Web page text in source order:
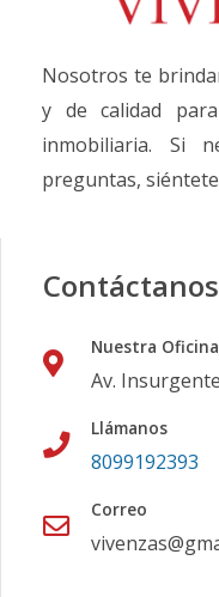
Nosotros te
y de calidad
inmobiliaria. Si
preguntas,
Contáctanos
Nuestra Oficina
Av.
Llámanos
8099192393
Correo